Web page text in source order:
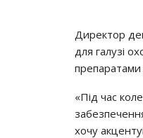
Директор
для галузі
препаратами
«Під час
хочу